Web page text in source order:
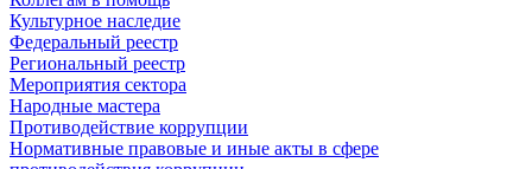
Культурное наследие
Федеральный реестр
Региональный реестр
Мероприятия сектора
Народные мастера
Противодействие коррупции
Нормативные правовые и иные акты в сфере